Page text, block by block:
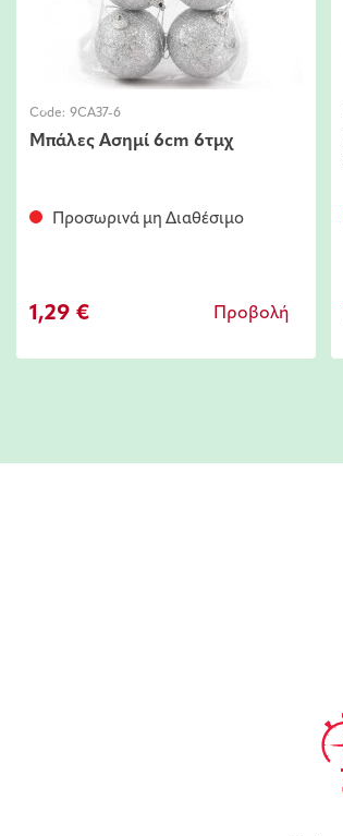
Code: 9CA37-6
Μπάλες Ασημί 6cm 6τμχ
Προσωρινά μη Διαθέσιμο
1,29 € Προβολή